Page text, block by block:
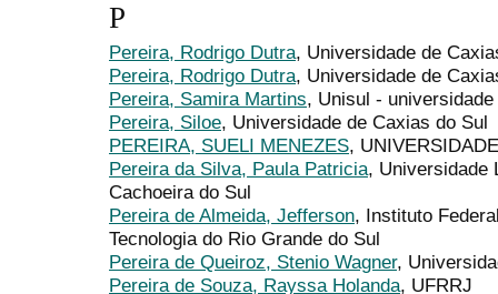
P
Pereira, Rodrigo Dutra, Universidade de
Pereira, Rodrigo Dutra, Universidade de
Pereira, Samira Martins, Unisul -
Pereira, Siloe, Universidade de Caxias do Sul
PEREIRA, SUELI MENEZES,
Pereira da Silva, Paula Patricia, Universidade
Cachoeira do Sul
Pereira de Almeida, Jefferson, Instituto
Tecnologia do Rio Grande do Sul
Pereira de Queiroz, Stenio Wagner,
Pereira de Souza, Rayssa Holanda, UFRRJ